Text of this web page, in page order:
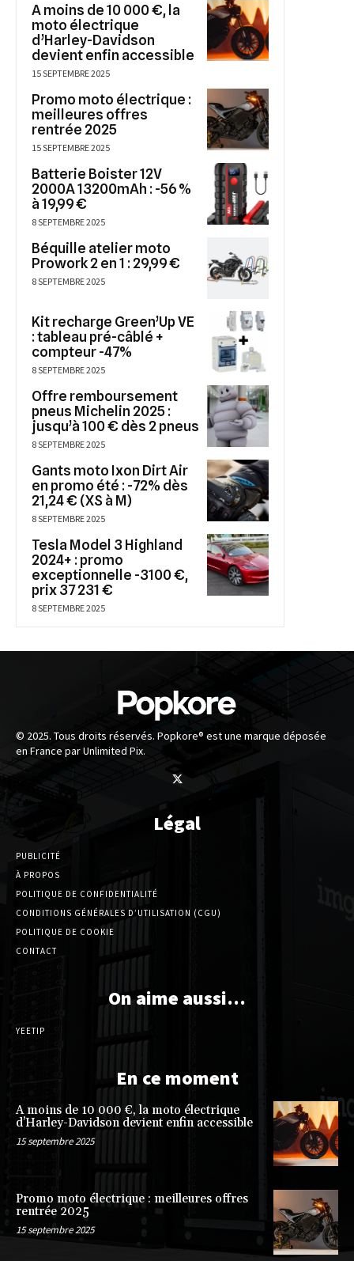
A moins de 10 000 €, la
moto électrique
d’Harley-Davidson
devient enfin accessible
15 SEPTEMBRE 2025
Promo moto électrique :
meilleures offres
rentrée 2025
15 SEPTEMBRE 2025
Batterie Boister 12V
2000A 13200mAh : -56 %
à 19,99 €
8 SEPTEMBRE 2025
Béquille atelier moto
Prowork 2 en 1 : 29,99 €
8 SEPTEMBRE 2025
Kit recharge Green’Up VE
: tableau pré-câblé +
compteur -47%
8 SEPTEMBRE 2025
Offre remboursement
pneus Michelin 2025 :
jusqu’à 100 € dès 2 pneus
8 SEPTEMBRE 2025
Gants moto Ixon Dirt Air
en promo été : -72% dès
21,24 € (XS à M)
8 SEPTEMBRE 2025
Tesla Model 3 Highland
2024+ : promo
exceptionnelle -3100 €,
prix 37 231 €
8 SEPTEMBRE 2025
© 2025. Tous droits réservés. Popkore® est une marque déposée
en France par Unlimited Pix.
Légal
PUBLICITÉ
À PROPOS
POLITIQUE DE CONFIDENTIALITÉ
CONDITIONS GÉNÉRALES D’UTILISATION (CGU)
POLITIQUE DE COOKIE
CONTACT
On aime aussi…
YEETIP
En ce moment
A moins de 10 000 €, la moto électrique
d’Harley-Davidson devient enfin accessible
15 septembre 2025
Promo moto électrique : meilleures offres
rentrée 2025
15 septembre 2025